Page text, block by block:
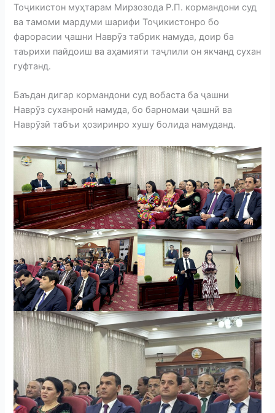
Тоҷикистон муҳтарам Мирзозода Р.П. кормандони суд
ва тамоми мардуми шарифи Тоҷикистонро бо
фарорасии ҷашни Наврӯз табрик намуда, доир ба
таърихи пайдоиш ва аҳамияти таҷлили он якчанд сухан
гуфтанд.
Баъдан дигар кормандони суд вобаста ба ҷашни
Наврӯз суханронӣ намуда, бо барномаи ҷашнӣ ва
Наврӯзӣ табъи ҳозиринро хушу болида намуданд.